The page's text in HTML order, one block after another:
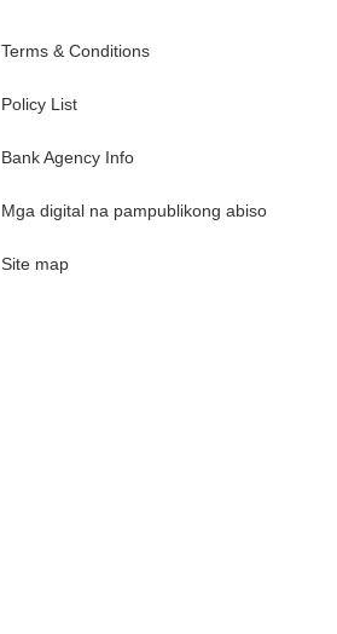
Terms & Conditions
Policy List
Bank Agency Info
Mga digital na pampublikong abiso
Site map